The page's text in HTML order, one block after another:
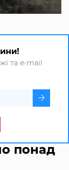
та e-mail
понад